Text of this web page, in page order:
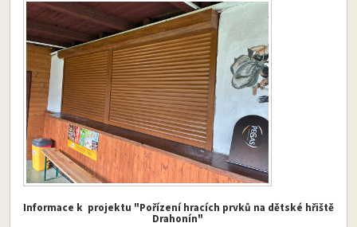
Informace k projektu "Pořízení hracích prvků na dětské hřiště
Drahonín"